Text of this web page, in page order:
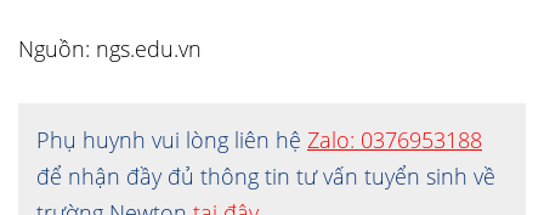
Nguồn: ngs.edu.vn
Phụ huynh vui lòng liên hệ Zalo: 0376953188
để nhận đầy đủ thông tin tư vấn tuyển sinh về